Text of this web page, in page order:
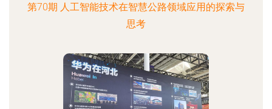
第70期 人工智能技术在智慧公路领域应用的探索与
思考